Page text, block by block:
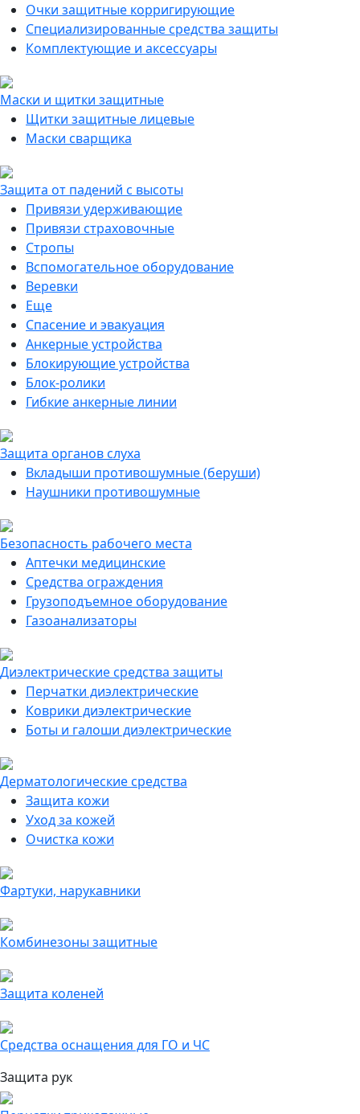
Очки защитные корригирующие
Специализированные средства защиты
Комплектующие и аксессуары
Маски и щитки защитные
Щитки защитные лицевые
Маски сварщика
Защита от падений с высоты
Привязи удерживающие
Привязи страховочные
Стропы
Вспомогательное оборудование
Веревки
Еще
Спасение и эвакуация
Анкерные устройства
Блокирующие устройства
Блок-ролики
Гибкие анкерные линии
Защита органов слуха
Вкладыши противошумные (беруши)
Наушники противошумные
Безопасность рабочего места
Аптечки медицинские
Средства ограждения
Грузоподъемное оборудование
Газоанализаторы
Диэлектрические средства защиты
Перчатки диэлектрические
Коврики диэлектрические
Боты и галоши диэлектрические
Дерматологические средства
Защита кожи
Уход за кожей
Очистка кожи
Фартуки, нарукавники
Комбинезоны защитные
Защита коленей
Средства оснащения для ГО и ЧС
Защита рук